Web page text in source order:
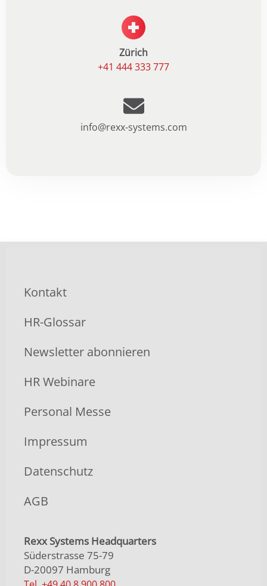
Zürich
+41 444 333 777
info@rexx-systems.com
Kontakt
HR-Glossar
Newsletter abonnieren
HR Webinare
Personal Messe
Impressum
Datenschutz
AGB
Rexx Systems Headquarters
Süderstrasse 75-79
D-20097 Hamburg